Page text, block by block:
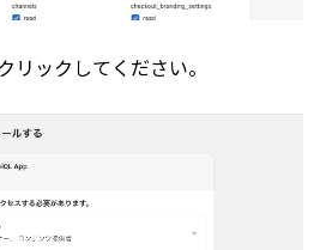
リックしてください。